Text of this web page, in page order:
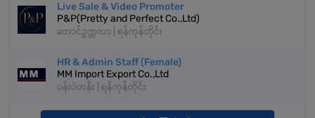
Live Sale & Video Promoter
P&P(Pretty and Perfect Co.,Ltd)
တောင်ဥက္ကလာ | ရန်ကုန်တိုင်း
HR & Admin Staff (Female)
MM Import Export Co.,Ltd
ပန်းပဲတန်း | ရန်ကုန်တိုင်း